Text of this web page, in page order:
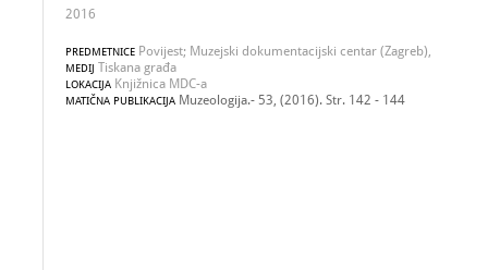
2016
PREDMETNICE Povijest; Muzejski dokumentacijski centar (Zagreb),
MEDIJ Tiskana građa
LOKACIJA Knjižnica MDC-a
MATIČNA PUBLIKACIJA Muzeologija.- 53, (2016). Str. 142 - 144